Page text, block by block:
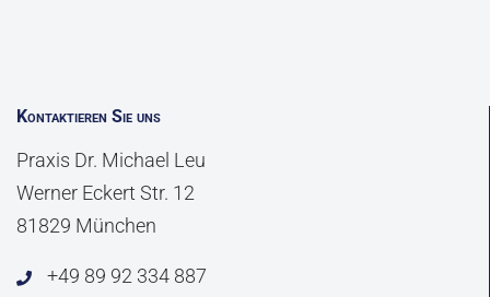
Kontaktieren Sie uns
Praxis Dr. Michael Leu
Werner Eckert Str. 12
81829 München
+49 89 92 334 887